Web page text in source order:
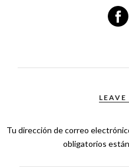
LEAVE
Tu dirección de correo
obligatorios